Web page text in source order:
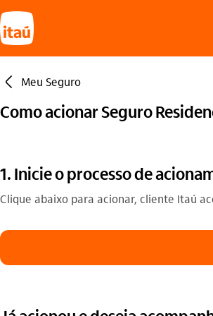
seta_esquerda Meu Seguro
Como acionar Seguro
1. Inicie o processo de
Clique abaixo para acionar, cliente Itaú